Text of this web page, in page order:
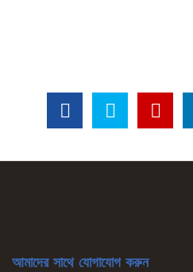
আমাদের সাথে যোগাযোগ করুন